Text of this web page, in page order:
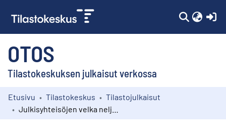
OTOS
Tilastokeskuksen julkaisut verkossa
Kokoelmat
Etusivu Tilastokeskus
Tilastojulkaisut